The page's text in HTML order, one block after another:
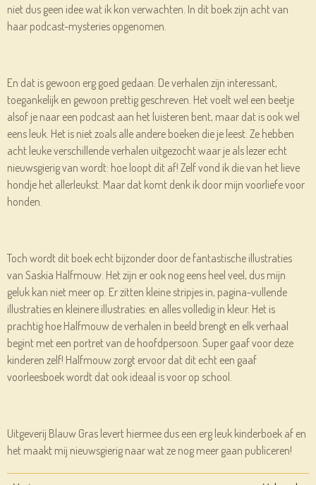
niet dus geen idee wat ik kon verwachten. In dit boek zijn acht van
haar podcast-mysteries opgenomen.
En dat is gewoon erg goed gedaan. De verhalen zijn interessant,
toegankelijk en gewoon prettig geschreven. Het voelt wel een beetje
alsof je naar een podcast aan het luisteren bent, maar dat is ook wel
eens leuk. Het is niet zoals alle andere boeken die je leest. Ze hebben
acht leuke verschillende verhalen uitgezocht waar je als lezer echt
nieuwsgierig van wordt: hoe loopt dit af! Zelf vond ik die van het lieve
hondje het allerleukst. Maar dat komt denk ik door mijn voorliefe voor
honden.
Toch wordt dit boek echt bijzonder door de fantastische illustraties
van Saskia Halfmouw. Het zijn er ook nog eens heel veel, dus mijn
geluk kan niet meer op. Er zitten kleine stripjes in, pagina-vullende
illustraties en kleinere illustraties: en alles volledig in kleur. Het is
prachtig hoe Halfmouw de verhalen in beeld brengt en elk verhaal
begint met een portret van de hoofdpersoon. Super gaaf voor deze
kinderen zelf! Halfmouw zorgt ervoor dat dit echt een gaaf
voorleesboek wordt dat ook ideaal is voor op school.
Uitgeverij Blauw Gras levert hiermee dus een erg leuk kinderboek af en
het maakt mij nieuwsgierig naar wat ze nog meer gaan publiceren!